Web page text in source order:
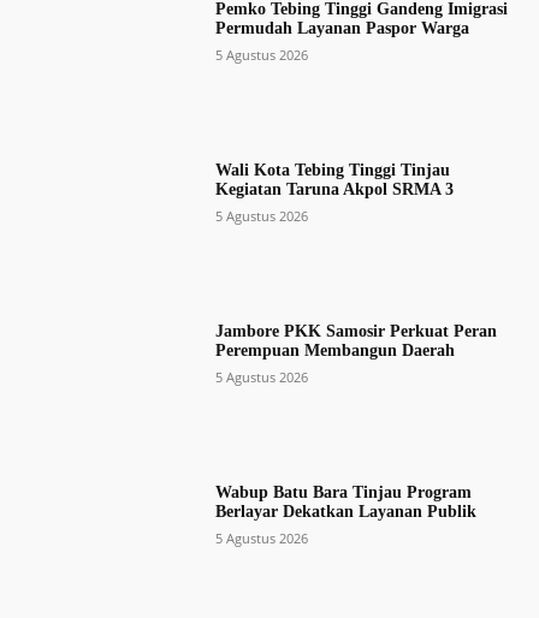
Pemko Tebing Tinggi Gandeng Imigrasi
Permudah Layanan Paspor Warga
5 Agustus 2026
Wali Kota Tebing Tinggi Tinjau
Kegiatan Taruna Akpol SRMA 3
5 Agustus 2026
Jambore PKK Samosir Perkuat Peran
Perempuan Membangun Daerah
5 Agustus 2026
Wabup Batu Bara Tinjau Program
Berlayar Dekatkan Layanan Publik
5 Agustus 2026